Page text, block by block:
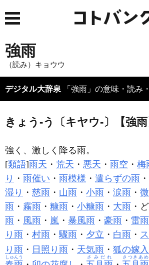
強雨
（読み）キョウウ
デジタル大辞泉 「強雨」の意味・読み
きょう‐う〔キヤウ‐〕【強雨
強く、激しく降る雨。
[類語]雨天 ・ 荒天 ・ 悪天 ・ 雨空 ・ 梅
り ・ 雨催い ・ 雨模様 ・ 遣らずの雨 ・
湿り ・ 慈雨 ・ 山雨 ・ 小雨 ・ 涙雨 ・
雨 ・ 霧雨 ・ 糠雨 ・ 小糠雨 ・ 大雨 ・
雨 ・ 風雨 ・ 嵐 ・ 暴風雨 ・ 豪雨 ・ 雷雨
り雨 ・ 村雨 ・驟雨 ・ 夕立 ・ 白雨 ・
り雨 ・ 日照り雨 ・ 天気雨 ・ 狐の嫁
しゅんう さみだれ さつきあめ